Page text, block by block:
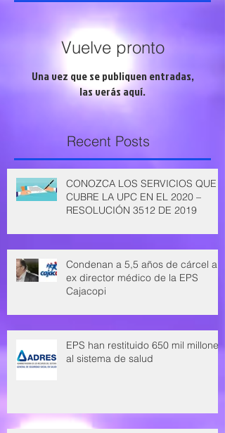
Vuelve pronto
Una vez que se publiquen entradas,
las verás aquí.
Recent Posts
CONOZCA LOS SERVICIOS QUE
CUBRE LA UPC EN EL 2020 –
RESOLUCIÓN 3512 DE 2019
Condenan a 5,5 años de cárcel a
ex director médico de la EPS
Cajacopi
EPS han restituido 650 mil millones
al sistema de salud